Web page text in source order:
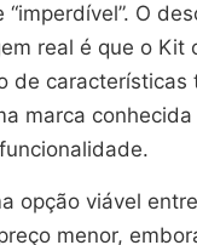
O
real é que o
marca
viável
menor,